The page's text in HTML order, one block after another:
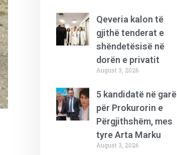
Qeveria kalon të
gjithë tenderat e
shëndetësisë në
dorën e privatit
August 3, 2026
5 kandidatë në garë
për Prokurorin e
Përgjithshëm, mes
tyre Arta Marku
August 3, 2026